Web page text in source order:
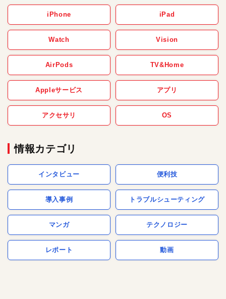
iPhone iPad
Watch Vision
AirPods TV&Home
Appleサービス アプリ
アクセサリ OS
情報カテゴリ
インタビュー 便利技
導入事例 トラブルシューティング
マンガ テクノロジー
レポート 動画